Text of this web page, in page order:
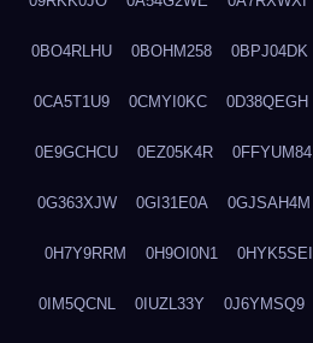
0BO4RLHU 0BOHM258 0BPJ04DK
0CA5T1U9 0CMYI0KC 0D38QEGH
0E9GCHCU 0EZ05K4R 0FFYUM84
0G363XJW 0GI31E0A 0GJSAH4M
0H7Y9RRM 0H9OI0N1 0HYK5SEI
0IM5QCNL 0IUZL33Y 0J6YMSQ9